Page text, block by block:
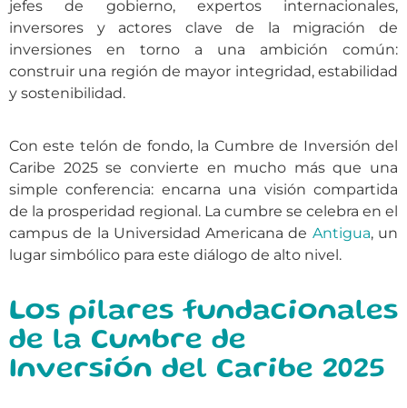
jefes de gobierno, expertos internacionales,
inversores y actores clave de la migración de
inversiones en torno a una ambición común:
construir una región de mayor integridad, estabilidad
y sostenibilidad.
Con este telón de fondo, la Cumbre de Inversión del
Caribe 2025 se convierte en mucho más que una
simple conferencia: encarna una visión compartida
de la prosperidad regional. La cumbre se celebra en el
campus de la Universidad Americana de Antigua, un
lugar simbólico para este diálogo de alto nivel.
Los pilares fundacionales
de la Cumbre de
Inversión del Caribe 2025